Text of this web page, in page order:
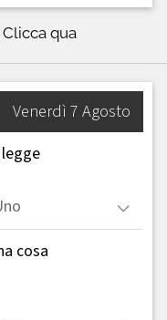
Clicca qua